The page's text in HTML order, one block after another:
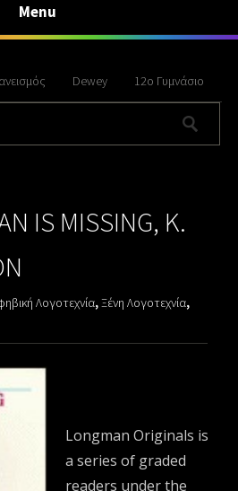
Menu
Dewey 12ο Γυμνάσιο
IS MISSING, K.
Λογοτεχνία,Ξένη Λογοτεχνία,
Longman Originals is
a series of graded
readers under the